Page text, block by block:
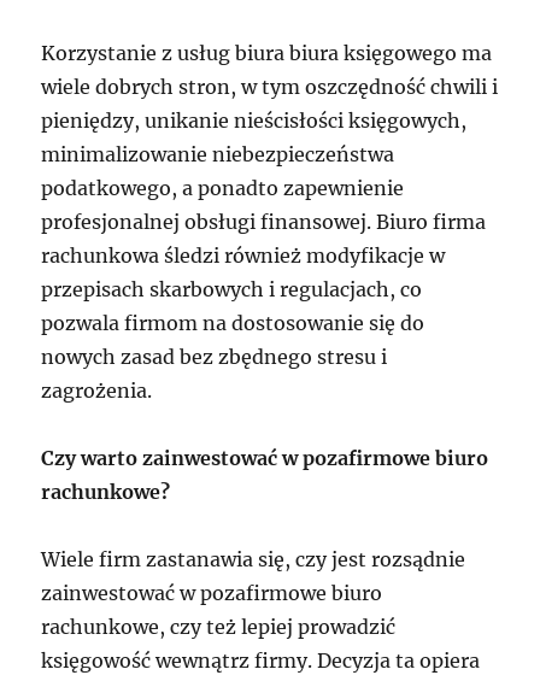
Korzystanie z usług biura biura księgowego ma
wiele dobrych stron, w tym oszczędność chwili i
pieniędzy, unikanie nieścisłości księgowych,
minimalizowanie niebezpieczeństwa
podatkowego, a ponadto zapewnienie
profesjonalnej obsługi finansowej. Biuro firma
rachunkowa śledzi również modyfikacje w
przepisach skarbowych i regulacjach, co
pozwala firmom na dostosowanie się do
nowych zasad bez zbędnego stresu i
zagrożenia.
Czy warto zainwestować w pozafirmowe biuro
rachunkowe?
Wiele firm zastanawia się, czy jest rozsądnie
zainwestować w pozafirmowe biuro
rachunkowe, czy też lepiej prowadzić
księgowość wewnątrz firmy. Decyzja ta opiera